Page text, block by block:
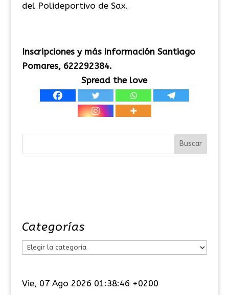
del Polideportivo de Sax.
Inscripciones y más información Santiago
Pomares, 622292384.
Spread the love
Categorías
e
Vie, 07 Ago 2026 01:38:46 +0200